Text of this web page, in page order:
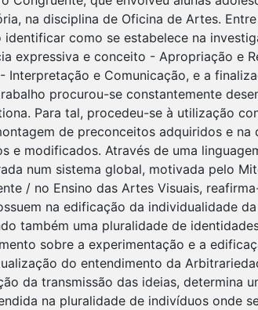
na disciplina de Oficina de Artes.
identificar como se estabelece na
expressiva e conceito - Apropriação e
Interpretação e Comunicação, e a
procurou-se constantemente
Para tal, procedeu-se à utilização
de preconceitos adquiridos e
e modificados. Através de uma
num sistema global, motivada pelo
/ no Ensino das Artes Visuais,
na edificação da individualidade
também uma pluralidade de
sobre a experimentação e a
do entendimento da
da transmissão das ideias, determina
na pluralidade de indivíduos onde